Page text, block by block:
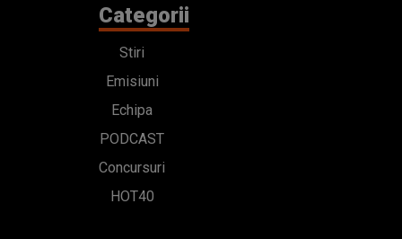
Categorii
Stiri
Emisiuni
Echipa
PODCAST
Concursuri
HOT40